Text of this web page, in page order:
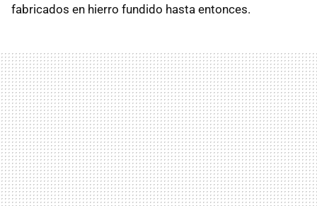
fabricados en hierro fundido hasta entonces.